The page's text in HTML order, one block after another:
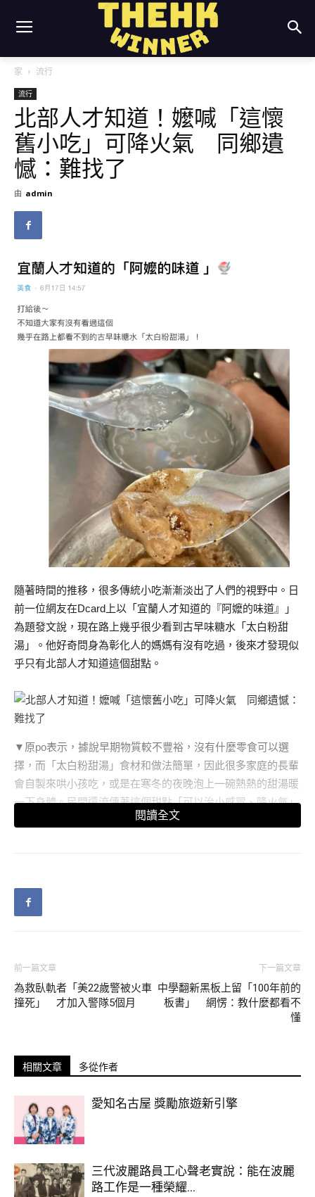
家 流行
流行
北部人才知道！嬤喊「這懷
舊小吃」可降火氣 同鄉遺
憾：難找了
由 admin
隨著時間的推移，很多傳統小吃漸漸淡出了人們的視野中。日
前一位網友在Dcard上以「宜蘭人才知道的『阿嬤的味道』」
為題發文說，現在路上幾乎很少看到古早味糖水「太白粉甜
湯」。他好奇問身為彰化人的媽媽有沒有吃過，後來才發現似
乎只有北部人才知道這個甜點。
▼原po表示，據說早期物質較不豐裕，沒有什麼零食可以選
擇，而「太白粉甜湯」食材和做法簡單，因此很多家庭的長輩
會自製來哄小孩吃，或是在寒冬的夜晚泡上一碗熱熱的甜湯暖
一下身體。民間還流傳著這個甜點「可以治小感冒、降火氣」
的說法，他不禁驚訝道：「這也太神奇了吧！」
▼日前原po在路邊發現一間古早味早餐店居然還有賣「太白粉
到！小時候阿嬤都煮這個」、「新北人知道，真的是阿嬤做給
我吃的」、「我媽也是宜蘭人！小時候也常吃，好像可以降火
氣」。還有網友提到「蓮藕粉」與太白粉甜湯類似，直呼「這
超好吃的啦，但台北很難找」、「真的超懷念」。
閱讀全文
前一篇文章
為救臥軌者「美22歲警被火車
撞死」 才加入警隊5個月
下一篇文章
中學翻新黑板上留「100年前的
板書」 網愣：教什麼都看不
懂
相關文章 多從作者
愛知名古屋 獎勵旅遊新引擎
三代波麗路員工心聲老實說：能在波麗
路工作是一種榮耀...